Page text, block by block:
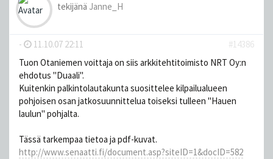
tekijänä Janne_H
- 11.10.07 22:11
#14386
Tuon Otaniemen voittaja on siis arkkitehtitoimisto NRT Oy:n
ehdotus "Duaali".
Kuitenkin palkintolautakunta suosittelee kilpailualueen
pohjoisen osan jatkosuunnittelua toiseksi tulleen "Hauen
laulun" pohjalta.
Tässä tarkempaa tietoa ja pdf-kuvat.
http://www.senaatti.fi/document.asp?siteID=1&docID=582